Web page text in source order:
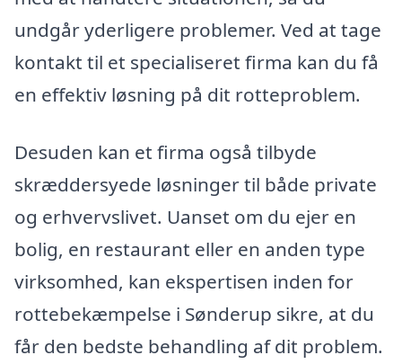
undgår yderligere problemer. Ved at tage
kontakt til et specialiseret firma kan du få
en effektiv løsning på dit rotteproblem.
Desuden kan et firma også tilbyde
skræddersyede løsninger til både private
og erhvervslivet. Uanset om du ejer en
bolig, en restaurant eller en anden type
virksomhed, kan ekspertisen inden for
rottebekæmpelse i Sønderup sikre, at du
får den bedste behandling af dit problem.